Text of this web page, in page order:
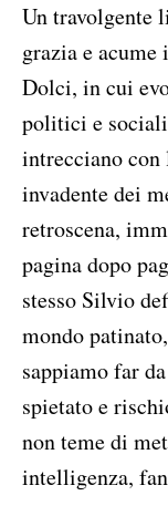
Un travolgente
grazia e
Dolci, in cui
politici e
intrecciano con
invadente dei
retroscena,
pagina dopo
stesso Silvio
mondo
sappiamo far
spietato e
non teme di
intelligenza,